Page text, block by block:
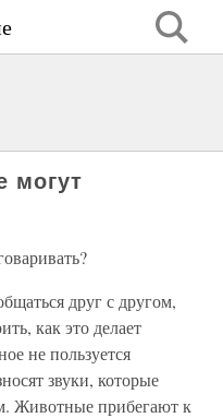
могут
друг с другом,
как это делает
не пользуется
звуки, которые
Животные прибегают к